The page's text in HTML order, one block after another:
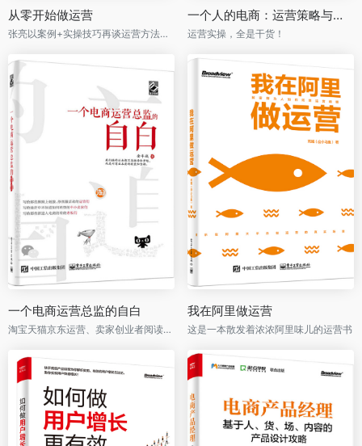
从零开始做运营
张亮以案例+实操技巧再谈运营方法、运营人职业规划！刘润作序推荐！
一个人的电商：运营策略与实操手记
运营实操，全是干货！
一个电商运营总监的自白
淘宝天猫京东运营、卖家创业者阅读，教你准确找到电商切入点，电商创业思维升级之作！
我在阿里做运营
这是一本散发着浓浓阿里味儿的运营书